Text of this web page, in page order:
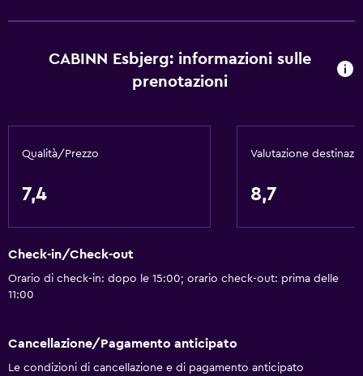
Riscaldamento
Bagno
Asciugacapelli
Bagno privato
CABINN Esbjerg: informazioni sulle
prenotazioni
Qualità/Prezzo
7,4
Valutazione
8,7
Check-in/Check-out
Orario di check-in: dopo le 15:00; orario check-out: prima delle
11:00
Cancellazione/Pagamento anticipato
Le condizioni di cancellazione e di pagamento anticipato